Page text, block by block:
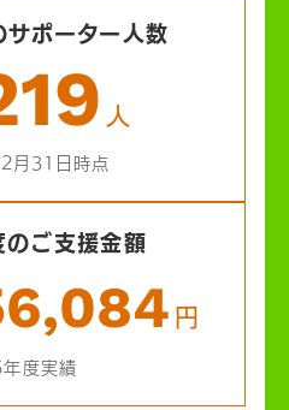
ポーター人数
人
月31日時点
ご支援金額
円
度実績